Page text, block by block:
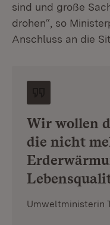
sind und große
drohen“, so
Anschluss an die
Wir wollen
die nicht
Umweltministerin